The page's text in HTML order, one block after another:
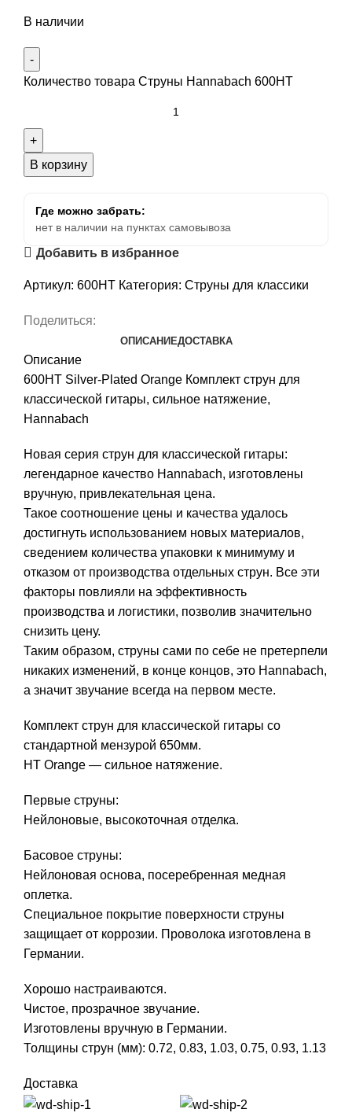
В наличии
Количество товара Струны Hannabach 600HT
В корзину
Где можно забрать:
нет в наличии на пунктах самовывоза
Добавить в избранное
Артикул: 600HT Категория: Струны для классики
Поделиться:
ОПИСАНИЕДОСТАВКА
Описание
600HT Silver-Plated Orange Комплект струн для
классической гитары, сильное натяжение,
Hannabach
Новая серия струн для классической гитары:
легендарное качество Hannabach, изготовлены
вручную, привлекательная цена.
Такое соотношение цены и качества удалось
достигнуть использованием новых материалов,
сведением количества упаковки к минимуму и
отказом от производства отдельных струн. Все эти
факторы повлияли на эффективность
производства и логистики, позволив значительно
снизить цену.
Таким образом, струны сами по себе не претерпели
никаких изменений, в конце концов, это Hannabach,
а значит звучание всегда на первом месте.
Комплект струн для классической гитары со
стандартной мензурой 650мм.
НT Orange — сильное натяжение.
Первые струны:
Нейлоновые, высокоточная отделка.
Басовое струны:
Нейлоновая основа, посеребренная медная
оплетка.
Специальное покрытие поверхности струны
защищает от коррозии. Проволока изготовлена в
Германии.
Хорошо настраиваются.
Чистое, прозрачное звучание.
Изготовлены вручную в Германии.
Толщины струн (мм): 0.72, 0.83, 1.03, 0.75, 0.93, 1.13
Доставка